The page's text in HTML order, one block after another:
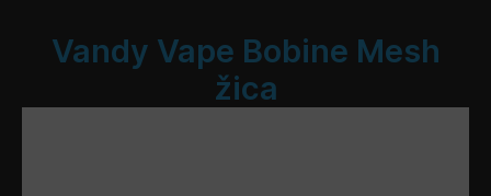
Vandy Vape Bobine Mesh
žica